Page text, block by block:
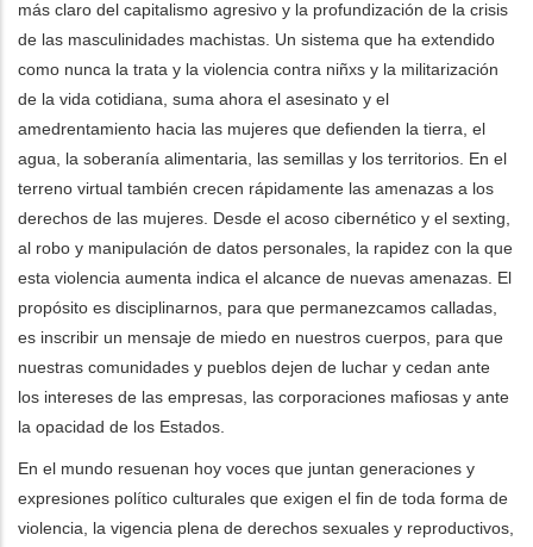
más claro del capitalismo agresivo y la profundización de la crisis
de las masculinidades machistas. Un sistema que ha extendido
como nunca la trata y la violencia contra niñxs y la militarización
de la vida cotidiana, suma ahora el asesinato y el
amedrentamiento hacia las mujeres que defienden la tierra, el
agua, la soberanía alimentaria, las semillas y los territorios. En el
terreno virtual también crecen rápidamente las amenazas a los
derechos de las mujeres. Desde el acoso cibernético y el sexting,
al robo y manipulación de datos personales, la rapidez con la que
esta violencia aumenta indica el alcance de nuevas amenazas. El
propósito es disciplinarnos, para que permanezcamos calladas,
es inscribir un mensaje de miedo en nuestros cuerpos, para que
nuestras comunidades y pueblos dejen de luchar y cedan ante
los intereses de las empresas, las corporaciones mafiosas y ante
la opacidad de los Estados.
En el mundo resuenan hoy voces que juntan generaciones y
expresiones político culturales que exigen el fin de toda forma de
violencia, la vigencia plena de derechos sexuales y reproductivos,